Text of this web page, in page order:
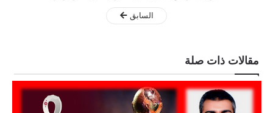
السابق
مقالات ذات صلة